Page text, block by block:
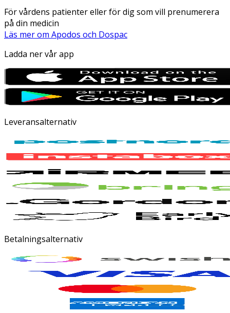
För vårdens patienter eller för dig som vill prenumerera
på din medicin
Läs mer om Apodos och Dospac
Ladda ner vår app
Leveransalternativ
Betalningsalternativ